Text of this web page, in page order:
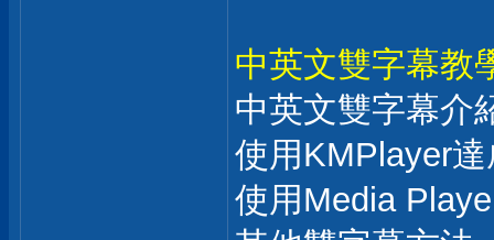
中英文雙字幕教
中英文雙字幕介
使用KMPlayer
使用Media